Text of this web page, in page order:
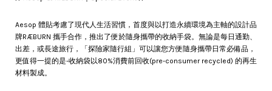
Aesop 體貼考慮了現代人生活習慣，首度與以打造永續環境為主軸的設計品
牌RÆBURN 攜手合作，推出了便於隨身攜帶的收納手袋。無論是每日通勤、
出差，或長途旅行，「探險家隨行組」可以讓您方便隨身攜帶日常必備品，
更值得一提的是-收納袋以80%消費前回收(pre-consumer recycled) 的再生
材料製成。